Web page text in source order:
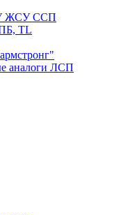
ЖСУ ССП
TL
аналоги ЛСП